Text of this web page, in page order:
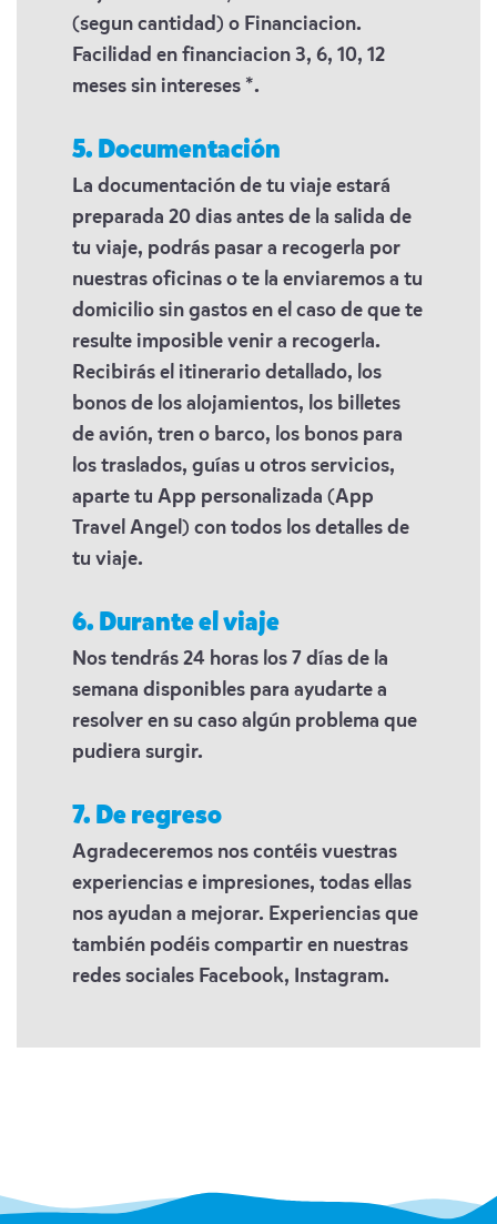
(segun cantidad) o Financiacion.
Facilidad en financiacion 3, 6, 10, 12
meses sin intereses *.
5. Documentación
La documentación de tu viaje estará
preparada 20 dias antes de la salida de
tu viaje, podrás pasar a recogerla por
nuestras oficinas o te la enviaremos a tu
domicilio sin gastos en el caso de que te
resulte imposible venir a recogerla.
Recibirás el itinerario detallado, los
bonos de los alojamientos, los billetes
de avión, tren o barco, los bonos para
los traslados, guías u otros servicios,
aparte tu App personalizada (App
Travel Angel) con todos los detalles de
tu viaje.
6. Durante el viaje
Nos tendrás 24 horas los 7 días de la
semana disponibles para ayudarte a
resolver en su caso algún problema que
pudiera surgir.
7. De regreso
Agradeceremos nos contéis vuestras
experiencias e impresiones, todas ellas
nos ayudan a mejorar. Experiencias que
también podéis compartir en nuestras
redes sociales Facebook, Instagram.